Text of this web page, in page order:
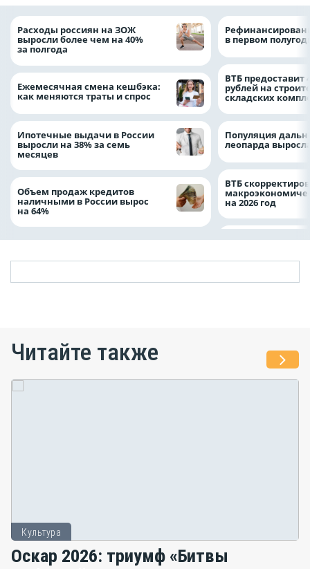
Расходы россиян на ЗОЖ
выросли более чем на 40%
за полгода
Ежемесячная смена кешбэка:
как меняются траты и спрос
Ипотечные выдачи в России
выросли на 38% за семь
месяцев
Объем продаж кредитов
наличными в России вырос
на 64%
в первом
ВТБ предоставит
рублей на
складских
Популяция
леопарда
ВТБ
на 2026 год
Читайте также
Культура
Оскар 2026: триумф «Битвы